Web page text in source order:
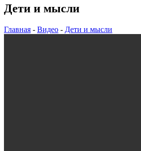
Дети и мысли
Главная - Видео - Дети и мысли